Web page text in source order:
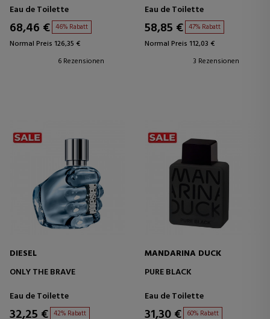
Eau de Toilette
68,46 € 46% Rabatt
Normal Preis 126,35 €
6 Rezensionen
Eau de Toilette
58,85 € 47% Rabatt
Normal Preis 112,03 €
3 Rezensionen
DIESEL
ONLY THE BRAVE
Eau de Toilette
32,25 € 42% Rabatt
MANDARINA DUCK
PURE BLACK
Eau de Toilette
31,30 € 60% Rabatt